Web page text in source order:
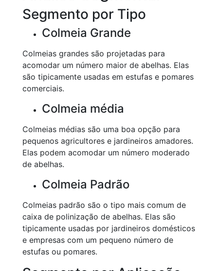
Segmento por Tipo
Colmeia Grande
Colmeias grandes são projetadas para
acomodar um número maior de abelhas. Elas
são tipicamente usadas em estufas e pomares
comerciais.
Colmeia média
Colmeias médias são uma boa opção para
pequenos agricultores e jardineiros amadores.
Elas podem acomodar um número moderado
de abelhas.
Colmeia Padrão
Colmeias padrão são o tipo mais comum de
caixa de polinização de abelhas. Elas são
tipicamente usadas por jardineiros domésticos
e empresas com um pequeno número de
estufas ou pomares.